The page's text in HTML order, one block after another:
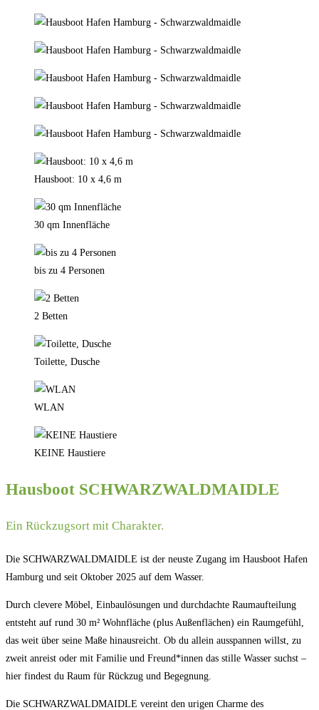
Hausboot: 10 x 4,6 m
30 qm Innenfläche
bis zu 4 Personen
2 Betten
Toilette, Dusche
WLAN
KEINE Haustiere
Hausboot SCHWARZWALDMAIDLE
Ein Rückzugsort mit Charakter.
Die SCHWARZWALDMAIDLE ist der neuste Zugang im Hausboot Hafen
Hamburg und seit Oktober 2025 auf dem Wasser.
Durch clevere Möbel, Einbaulösungen und durchdachte Raumaufteilung
entsteht auf rund 30 m² Wohnfläche (plus Außenflächen) ein Raumgefühl,
das weit über seine Maße hinausreicht. Ob du allein ausspannen willst, zu
zweit anreist oder mit Familie und Freund*innen das stille Wasser suchst –
hier findest du Raum für Rückzug und Begegnung.
Die SCHWARZWALDMAIDLE vereint den urigen Charme des